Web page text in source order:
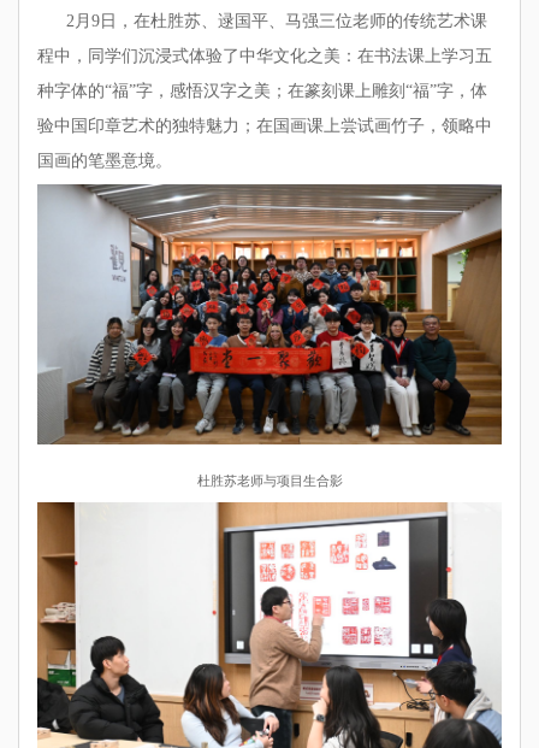
2月9日，在杜胜苏、逯国平、马强三位老师的传统艺术课
程中，同学们沉浸式体验了中华文化之美：在书法课上学习五
种字体的“福”字，感悟汉字之美；在篆刻课上雕刻“福”字，体
验中国印章艺术的独特魅力；在国画课上尝试画竹子，领略中
国画的笔墨意境。
杜胜苏老师与项目生合影